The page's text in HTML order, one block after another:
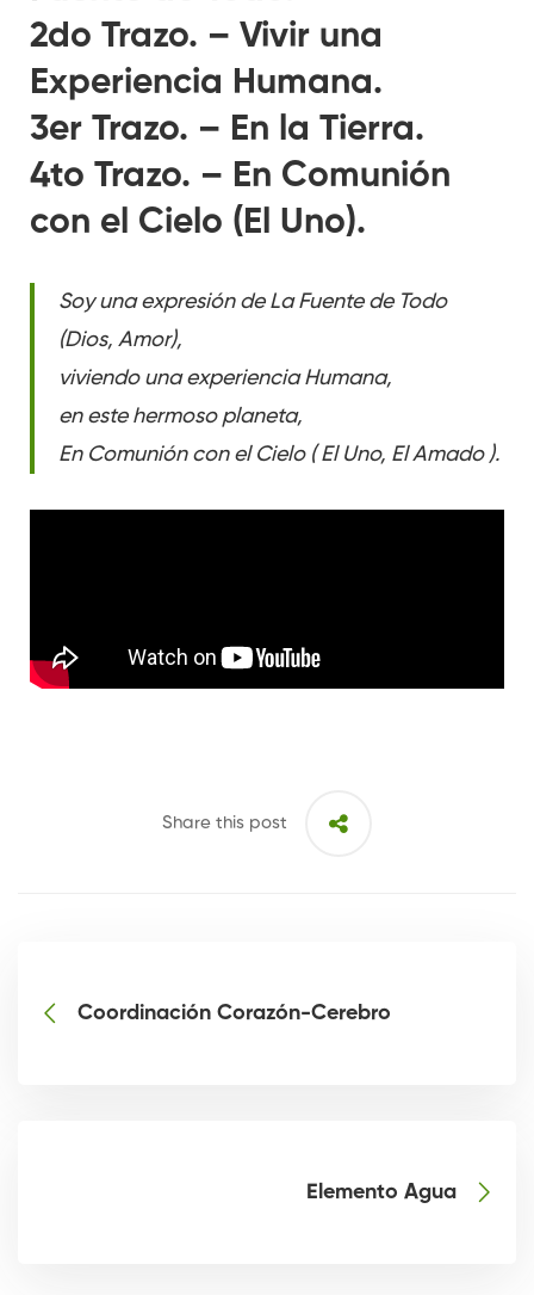
2do Trazo. – Vivir una
Experiencia Humana.
3er Trazo. – En la Tierra.
4to Trazo. – En Comunión
con el Cielo (El Uno).
Soy una expresión de La Fuente de Todo
(Dios, Amor),
viviendo una experiencia Humana,
en este hermoso planeta,
En Comunión con el Cielo ( El Uno, El Amado ).
Share this post
Coordinación Corazón-Cerebro
Elemento Agua